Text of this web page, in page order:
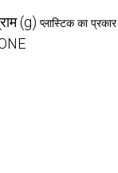
(g) प्लास्टिक का